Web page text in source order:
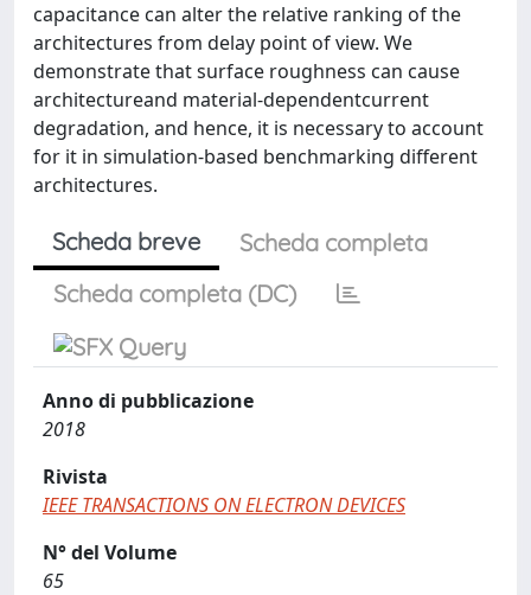
capacitance can alter the relative ranking of the
architectures from delay point of view. We
demonstrate that surface roughness can cause
architectureand material-dependentcurrent
degradation, and hence, it is necessary to account
for it in simulation-based benchmarking different
architectures.
Scheda breve
Scheda completa
Scheda completa (DC)
Anno di pubblicazione
2018
Rivista
IEEE TRANSACTIONS ON ELECTRON DEVICES
N° del Volume
65